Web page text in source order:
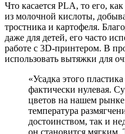
Что касается PLA, то его,
из молочной кислоты,
тростника и картофеля.
даже для детей, его часто
работе с 3D-принтером. В
использовать вытяжки для
«Усадка этого
фактически нулевая.
цветов на нашем
температура
достоинством, так и